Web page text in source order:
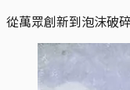
從萬眾創新到泡沫破